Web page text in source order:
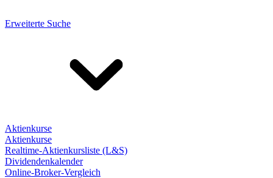
Erweiterte Suche
Aktienkurse
Aktienkurse
Realtime-Aktienkursliste (L&S)
Dividendenkalender
Online-Broker-Vergleich